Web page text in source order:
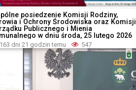
posiedzenie Komisji Rodziny,
i Ochrony Środowiska oraz Komisji
Publicznego i Mienia
w dniu środa, 25 lutego 2026
163 dni 21 godzin temu 547